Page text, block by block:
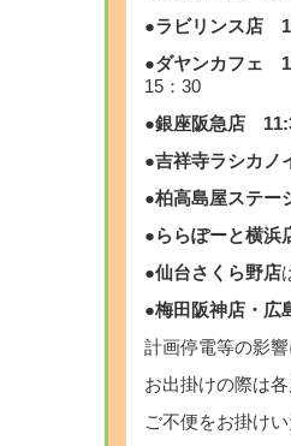
●ラビリンス店
●ダヤンカフェ
15：30
●銀座阪急店
●吉祥寺ラシカ
●柏高島屋ステ
●ららぽーと横
●仙台さくら野店
●梅田阪神店・広
計画停電等の影
お出掛けの際は
ご不便をお掛け